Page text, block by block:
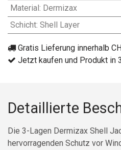
Material : Dermizax
Schicht: Shell Layer
Gratis Lieferung innerhalb
Jetzt kaufen und Produkt in
Detaillierte
Die 3-Lagen Dermizax Shell
hervorragenden Schutz vor